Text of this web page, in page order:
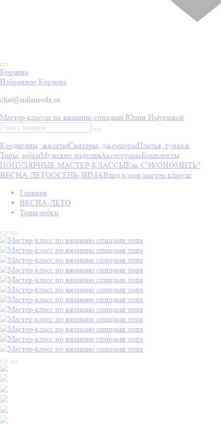
Корзина
Избранное Корзина
chat@milaneeda.ru
Мастер-классы по вязанию спицами Юлии Имукиной
Кардиганы, жилетыСвитеры, джемперыПлатья, туники
Топы, юбкиМужские изделияАксессуарыКомплекты
ПОПУЛЯРНЫЕ МАСТЕР-КЛАССЫКак СЭКОНОМИТЬ?
ВЕСНА-ЛЕТООСЕНЬ-ЗИМАВход в мои мастер классы
Главная
ВЕСНА-ЛЕТО
Топы-юбки